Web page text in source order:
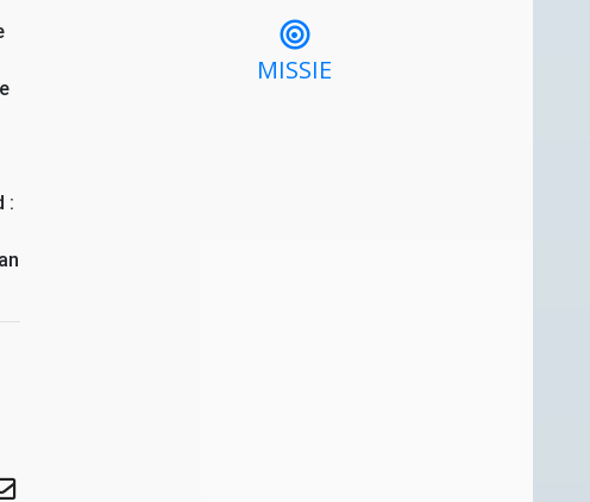
:
MISSIE